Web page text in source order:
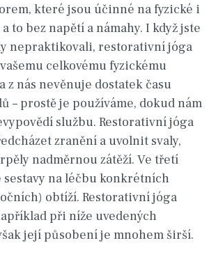
které jsou účinné na fyzické i
to bez napětí a námahy. I když jste
nepraktikovali, restorativní jóga
celkovému fyzickému
z nás nevěnuje dostatek času
– prostě je používáme, dokud nám
službu. Restorativní jóga
zranění a uvolnit svaly,
nadměrnou zátěží. Ve třetí
sestavy na léčbu konkrétních
obtíží. Restorativní jóga
při níže uvedených
její působení je mnohem širší.